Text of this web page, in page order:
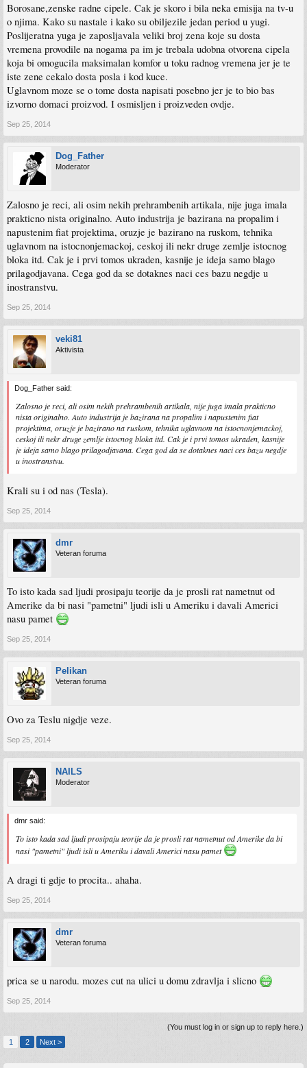
Borosane,zenske radne cipele. Cak je skoro i bila neka emisija na tv-u
o njima. Kako su nastale i kako su obiljezile jedan period u yugi.
Poslijeratna yuga je zaposljavala veliki broj zena koje su dosta
vremena provodile na nogama pa im je trebala udobna otvorena cipela
koja bi omogucila maksimalan komfor u toku radnog vremena jer je te
iste zene cekalo dosta posla i kod kuce.
Uglavnom moze se o tome dosta napisati posebno jer je to bio bas
izvorno domaci proizvod. I osmisljen i proizveden ovdje.
Sep 25, 2014
Dog_Father
Moderator
Zalosno je reci, ali osim nekih prehrambenih artikala, nije juga imala
prakticno nista originalno. Auto industrija je bazirana na propalim i
napustenim fiat projektima, oruzje je bazirano na ruskom, tehnika
uglavnom na istocnonjemackoj, ceskoj ili nekr druge zemlje istocnog
bloka itd. Cak je i prvi tomos ukraden, kasnije je ideja samo blago
prilagodjavana. Cega god da se dotaknes naci ces bazu negdje u
inostranstvu.
Sep 25, 2014
veki81
Aktivista
Dog_Father said:
Zalosno je reci, ali osim nekih prehrambenih artikala, nije juga imala prakticno
nista originalno. Auto industrija je bazirana na propalim i napustenim fiat
projektima, oruzje je bazirano na ruskom, tehnika uglavnom na istocnonjemackoj,
ceskoj ili nekr druge zemlje istocnog bloka itd. Cak je i prvi tomos ukraden, kasnije
je ideja samo blago prilagodjavana. Cega god da se dotaknes naci ces bazu negdje
u inostranstvu.
Krali su i od nas (Tesla).
Sep 25, 2014
dmr
Veteran foruma
To isto kada sad ljudi prosipaju teorije da je prosli rat nametnut od
Amerike da bi nasi "pametni" ljudi isli u Ameriku i davali Americi
nasu pamet
Sep 25, 2014
Pelikan
Veteran foruma
Ovo za Teslu nigdje veze.
Sep 25, 2014
NAILS
Moderator
dmr said:
To isto kada sad ljudi prosipaju teorije da je prosli rat nametnut od Amerike da bi
nasi "pametni" ljudi isli u Ameriku i davali Americi nasu pamet
A dragi ti gdje to procita.. ahaha.
Sep 25, 2014
dmr
Veteran foruma
prica se u narodu. mozes cut na ulici u domu zdravlja i slicno
Sep 25, 2014
(You must log in or sign up to reply here.)
1
2 Next >